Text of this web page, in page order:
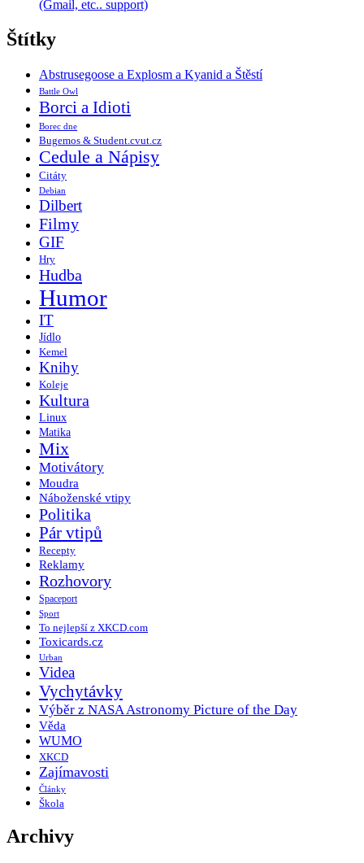
(Gmail, etc.. support)
Štítky
Abstrusegoose a Explosm a Kyanid a Štěstí
Battle Owl
Borci a Idioti
Borec dne
Bugemos & Student.cvut.cz
Cedule a Nápisy
Citáty
Debian
Dilbert
Filmy
GIF
Hry
Hudba
Humor
IT
Jídlo
Kemel
Knihy
Koleje
Kultura
Linux
Matika
Mix
Motivátory
Moudra
Náboženské vtipy
Politika
Pár vtipů
Recepty
Reklamy
Rozhovory
Spaceport
Sport
To nejlepší z XKCD.com
Toxicards.cz
Urban
Videa
Vychytávky
Výběr z NASA Astronomy Picture of the Day
Věda
WUMO
XKCD
Zajímavosti
Články
Škola
Archivy